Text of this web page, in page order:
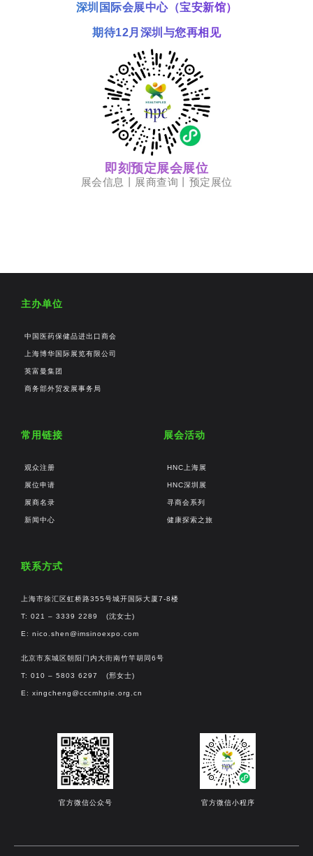
深圳国际会展中心（宝安新馆）
期待12月深圳与您再相见
即刻预定展会展位
展会信息丨展商查询丨预定展位
主办单位
中国医药保健品进出口商会
上海博华国际展览有限公司
英富曼集团
商务部外贸发展事务局
常用链接
观众注册
展位申请
展商名录
新闻中心
展会活动
HNC上海展
HNC深圳展
寻商会系列
健康探索之旅
联系方式
上海市徐汇区虹桥路355号城开国际大厦7-8楼
T: 021 – 3339 2289 (沈女士)
E: nico.shen@imsinoexpo.com
北京市东城区朝阳门内大街南竹竿胡同6号
T: 010 – 5803 6297 (邢女士)
E: xingcheng@cccmhpie.org.cn
官方微信公众号 官方微信小程序